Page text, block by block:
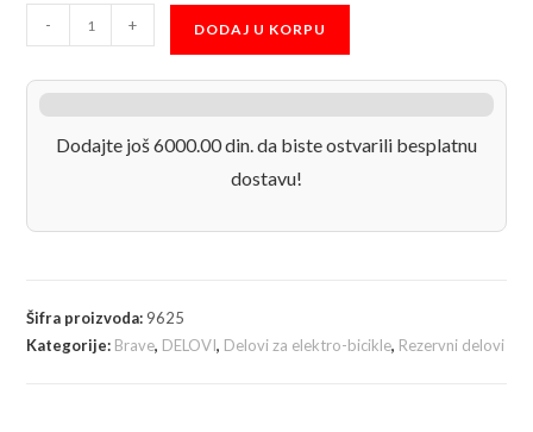
brava
za
količina
- + DODAJ U KORPU
Dodajte još 6000.00 din. da biste ostvarili besplatnu
dostavu!
Šifra proizvoda: 9625
Kategorije: Brave, DELOVI, Delovi za elektro-bicikle, Rezervni delovi